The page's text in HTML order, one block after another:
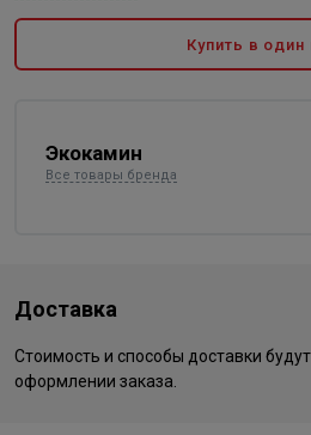
Купить в один
Экокамин
Все товары бренда
Доставка
Стоимость и способы доставки
оформлении заказа.